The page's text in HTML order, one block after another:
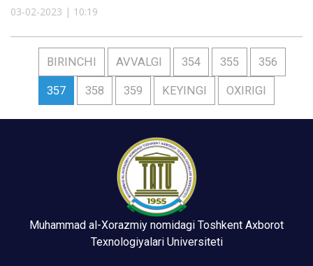
03-02-2023 | 10:19
BIRINCHI AVVALGI 354 355 356
357 358 359 KEYINGI OXIRIGI
Muhammad al-Xorazmiy nomidagi Toshkent Axborot
Texnologiyalari Universiteti